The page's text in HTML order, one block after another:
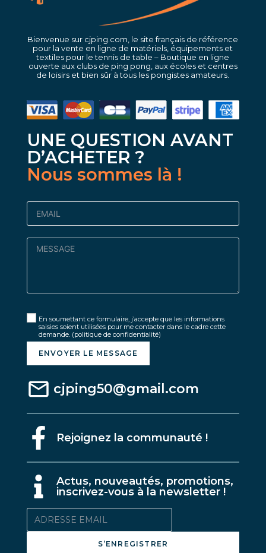
Bienvenue sur cjping.com, le site français de référence
pour la vente en ligne de matériels, équipements et
textiles pour le tennis de table – Boutique en ligne
ouverte aux clubs de ping pong, aux écoles et centres
de loisirs et bien sûr à tous les pongistes amateurs.
UNE QUESTION AVANT
D’ACHETER ?
Nous sommes là !
En soumettant ce formulaire, j’accepte que les informations
saisies soient utilisées pour me contacter dans le cadre cette
demande. (politique de confidentialité)
ENVOYER LE MESSAGE
cjping50@gmail.com
Rejoignez la communauté !
Actus, nouveautés, promotions,
inscrivez-vous à la newsletter !
S’ENREGISTRER